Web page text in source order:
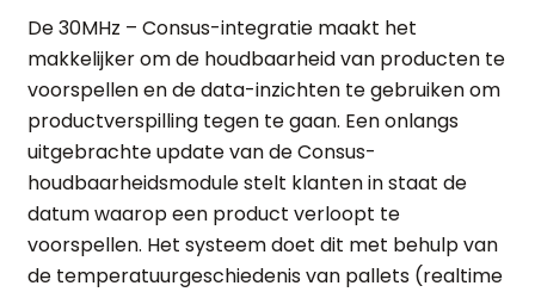
De 30MHz – Consus-integratie maakt het
makkelijker om de houdbaarheid van producten te
voorspellen en de data-inzichten te gebruiken om
productverspilling tegen te gaan. Een onlangs
uitgebrachte update van de Consus-
houdbaarheidsmodule stelt klanten in staat de
datum waarop een product verloopt te
voorspellen. Het systeem doet dit met behulp van
de temperatuurgeschiedenis van pallets (realtime